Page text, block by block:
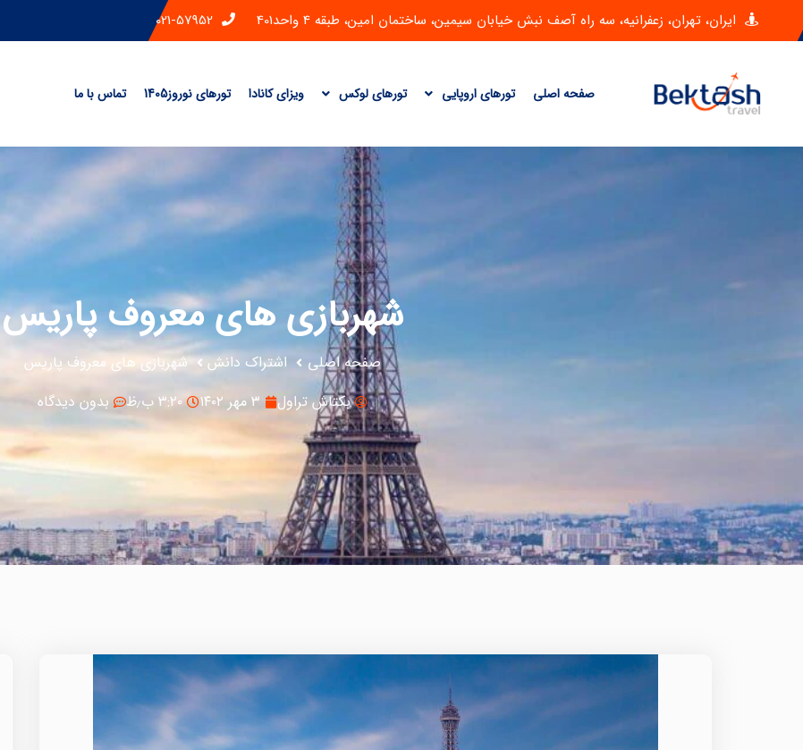
ایران، تهران، زعفرانیه، سه راه آصف نبش خیابان سیمین، ساختمان امین، طبقه 4 واحد401 021-57952
صفحه اصلی تورهای اروپایی تورهای لوکس ویزای کانادا تورهای نوروز1405 تماس با ما
شهربازی های معروف پاریس
صفحه اصلی اشتراک دانش
شهربازی های معروف پاریس
بکتاش تراول
۳ مهر ۱۴۰۲ ۳:۲۰ ب٫ظ بدون دیدگاه